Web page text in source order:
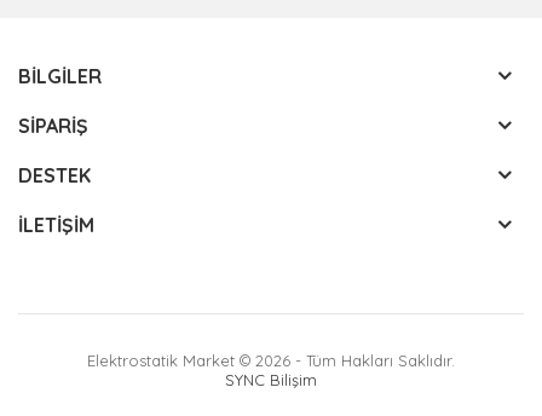
BILGILER
SIPARIŞ
DESTEK
İLETIŞIM
Elektrostatik Market © 2026 - Tüm Hakları Saklıdır.
SYNC Bilişim